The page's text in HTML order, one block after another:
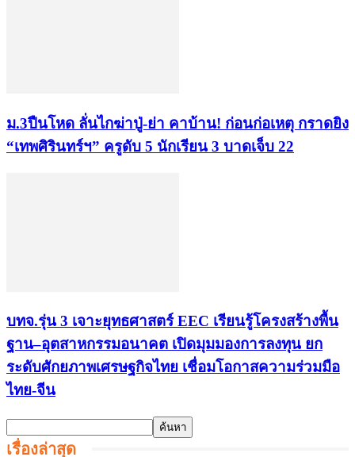
ม.3ปืนโหด ลั่นไกฆ่าปู่-ย่า คาบ้าน! ก่อนก่อเหตุ กราดยิง
“เทพศิรินทร์ฯ” ครูดับ 5 นักเรียน 3 บาดเจ็บ 22
บทจ.รุ่น 3 เจาะยุทธศาสตร์ EEC เรียนรู้โครงสร้างพื้น
ฐาน–อุตสาหกรรมอนาคต เปิดมุมมองการลงทุน ยก
ระดับศักยภาพเศรษฐกิจไทย เชื่อมโอกาสความร่วมมือ
ไทย-จีน
เรื่องล่าสุด